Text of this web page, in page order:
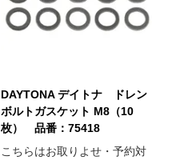
DAYTONA デイトナ ドレン
ボルトガスケット M8（10
枚） 品番：75418
こちらはお取りよせ・予約対